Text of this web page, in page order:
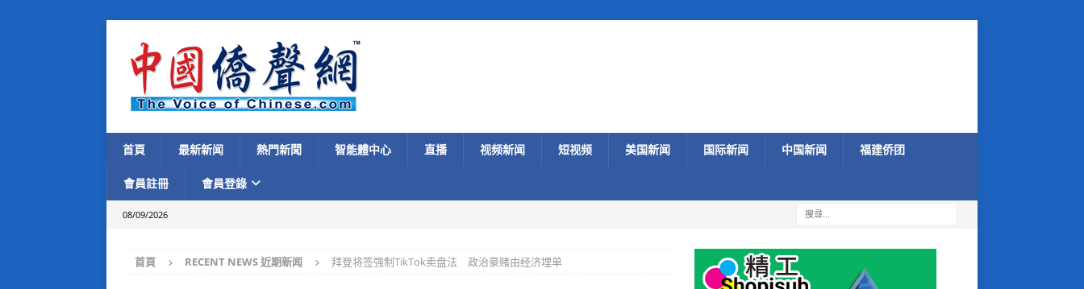
首頁 最新新闻 熱門新聞 智能體中心 直播 视频新闻 短视频 美国新闻 国际新闻 中国新闻 福建侨团
會員註冊 會員登錄
08/09/2026
首頁 RECENT NEWS 近期新闻 拜登将签强制TikTok卖盘法 政治豪赌由经济埋单